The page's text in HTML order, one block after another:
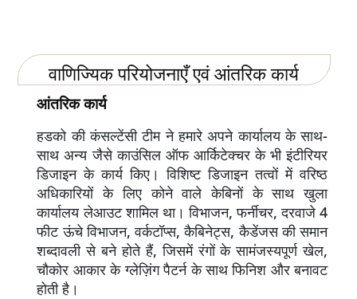
वाणिज्यिक परियोजनाएँ एवं आंतरिक कार्य
आंतरिक कार्य
हडको की कंसल्टेंसी टीम ने हमारे अपने कार्यालय के साथ-
साथ अन्य जैसे काउंसिल ऑफ आर्किटेक्चर के भी इंटीरियर
डिजाइन के कार्य किए। विशिष्ट डिजाइन तत्वों में वरिष्ठ
अधिकारियों के लिए कोने वाले केबिनों के साथ खुला
कार्यालय लेआउट शामिल था। विभाजन, फर्नीचर, दरवाजे 4
फीट ऊंचे विभाजन, वर्कटॉप्स, कैबिनेट्स, कैडेंजस की समान
शब्दावली से बने होते हैं, जिसमें रंगों के सामंजस्यपूर्ण खेल,
चौकोर आकार के ग्लेज़िंग पैटर्न के साथ फिनिश और बनावट
होती है।